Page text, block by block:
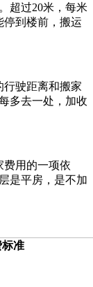
超过20米，每米
停到楼前，搬运
行驶距离和搬家
多去一处，加收
费用的一项依
是平房，是不加